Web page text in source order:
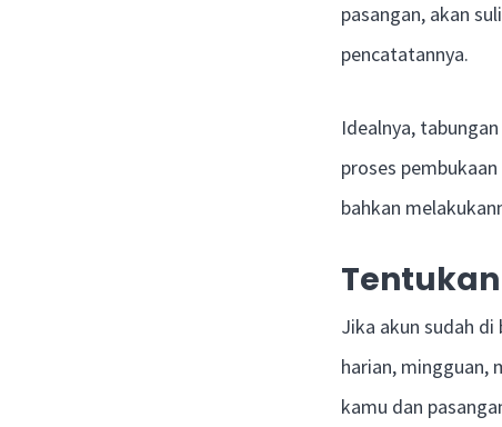
pasangan, akan
pencatatannya.
Idealnya,
proses
bahkan
Jika akun sudah
harian, mingguan,
kamu dan